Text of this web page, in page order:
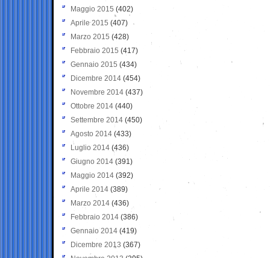
Maggio 2015 (402)
Aprile 2015 (407)
Marzo 2015 (428)
Febbraio 2015 (417)
Gennaio 2015 (434)
Dicembre 2014 (454)
Novembre 2014 (437)
Ottobre 2014 (440)
Settembre 2014 (450)
Agosto 2014 (433)
Luglio 2014 (436)
Giugno 2014 (391)
Maggio 2014 (392)
Aprile 2014 (389)
Marzo 2014 (436)
Febbraio 2014 (386)
Gennaio 2014 (419)
Dicembre 2013 (367)